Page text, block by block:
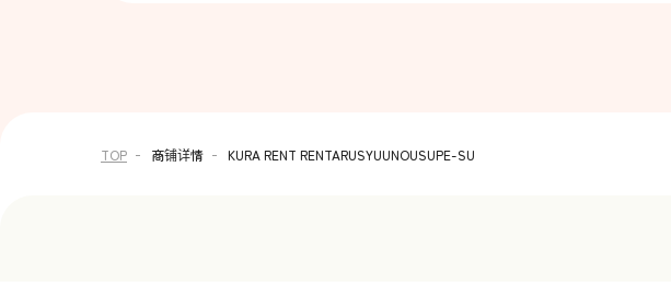
TOP 商铺详情 KURA RENT RENTARUSYUUNOUSUPE-SU